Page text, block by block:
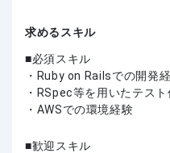
求めるスキル
必須スキル
・Ruby on Railsでの開発
・RSpec等を用いたテス
・AWSでの環境経験
歓迎スキル